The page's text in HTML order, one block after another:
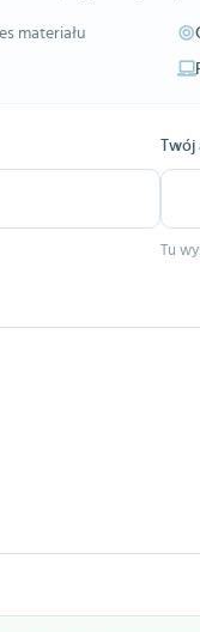
materiału
Tu